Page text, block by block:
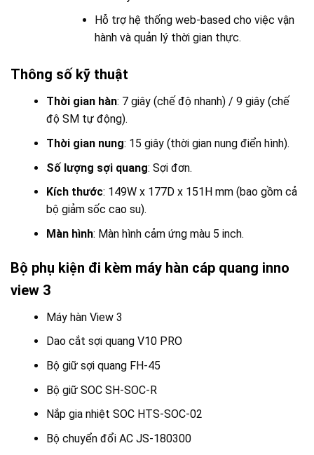
Hỗ trợ hệ thống web-based cho việc vận
hành và quản lý thời gian thực.
Thông số kỹ thuật
Thời gian hàn: 7 giây (chế độ nhanh) / 9 giây (chế
độ SM tự động).
Thời gian nung: 15 giây (thời gian nung điển hình).
Số lượng sợi quang: Sợi đơn.
Kích thước: 149W x 177D x 151H mm (bao gồm cả
bộ giảm sốc cao su).
Màn hình: Màn hình cảm ứng màu 5 inch.
Bộ phụ kiện đi kèm máy hàn cáp quang inno
view 3
Máy hàn View 3
Dao cắt sợi quang V10 PRO
Bộ giữ sợi quang FH-45
Bộ giữ SOC SH-SOC-R
Nắp gia nhiệt SOC HTS-SOC-02
Bộ chuyển đổi AC JS-180300